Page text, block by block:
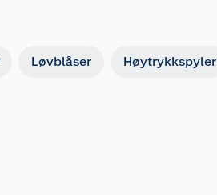
Løvblåser Høytrykkspyler